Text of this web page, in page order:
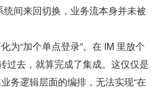
统间来回切换，业务流本身并未被
为“加个单点登录”。在 IM 里放个
过去，就算完成了集成。这仅仅是
务逻辑层面的编排，无法实现“在